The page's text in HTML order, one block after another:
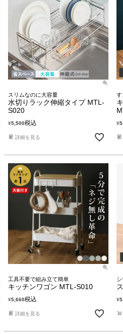
スリムなのに大容量
水切りラック伸縮タイプ MTL-
S020
¥5,500税込
詳細を見る
す
¥
工具不要で組み立て簡単
キッチンワゴン MTL-S010
¥5,660税込
詳細を見る
¥